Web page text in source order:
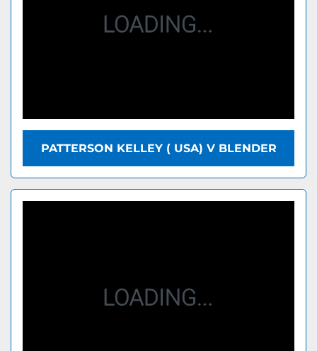
PATTERSON KELLEY ( USA) V BLENDER